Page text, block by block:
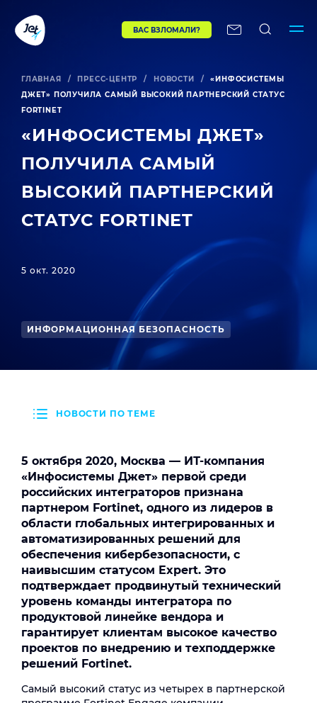
ВАС ВЗЛОМАЛИ?
ГЛАВНАЯ / ПРЕСС-ЦЕНТР / НОВОСТИ /
«ИНФОСИСТЕМЫ
ДЖЕТ» ПОЛУЧИЛА САМЫЙ ВЫСОКИЙ ПАРТНЕРСКИЙ СТАТУС
FORTINET
«ИНФОСИСТЕМЫ ДЖЕТ»
ПОЛУЧИЛА САМЫЙ
ВЫСОКИЙ ПАРТНЕРСКИЙ
СТАТУС FORTINET
5 окт. 2020
ИНФОРМАЦИОННАЯ БЕЗОПАСНОСТЬ
НОВОСТИ ПО ТЕМЕ
5 октября 2020, Москва — ИТ-компания
«Инфосистемы Джет» первой среди
российских интеграторов признана
партнером Fortinet, одного из лидеров в
области глобальных интегрированных и
автоматизированных решений для
обеспечения кибербезопасности, c
наивысшим статусом Expert. Это
подтверждает продвинутый технический
уровень команды интегратора по
продуктовой линейке вендора и
гарантирует клиентам высокое качество
проектов по внедрению и техподдержке
решений Fortinet.
Самый высокий статус из четырех в партнерской